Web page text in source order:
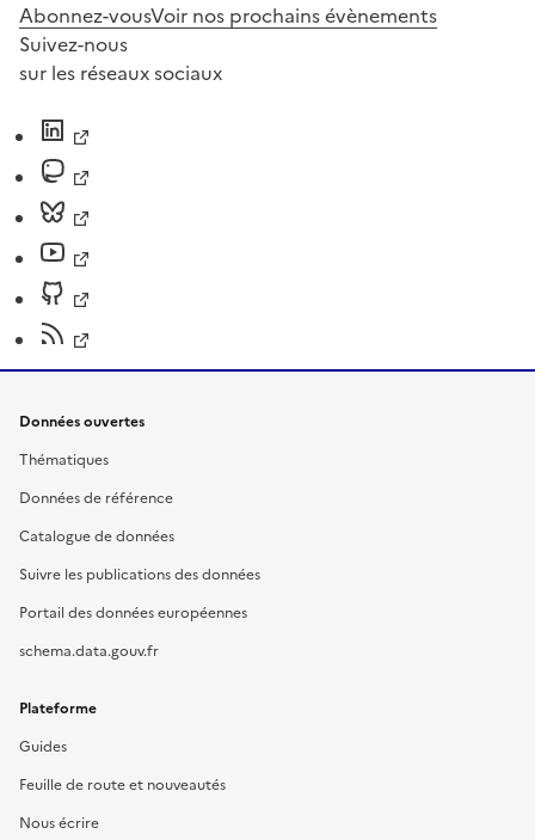
Abonnez-vousVoir nos prochains évènements
Suivez-nous
sur les réseaux sociaux
Données ouvertes
Thématiques
Données de référence
Catalogue de données
Suivre les publications des données
Portail des données européennes
schema.data.gouv.fr
Plateforme
Guides
Feuille de route et nouveautés
Nous écrire